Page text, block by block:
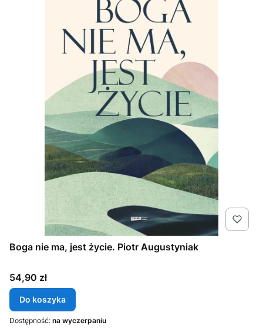
Boga nie ma, jest życie. Piotr Augustyniak
Cena
54,90 zł
Do koszyka
Dostępność: na wyczerpaniu